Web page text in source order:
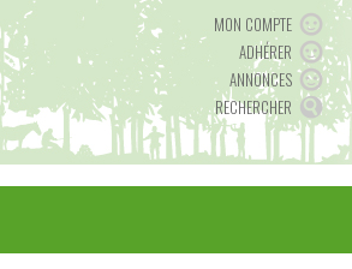
MON COMPTE
ADHÉRER
ANNONCES
RECHERCHER